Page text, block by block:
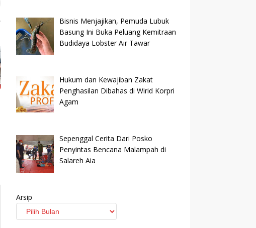
Bisnis Menjajikan, Pemuda Lubuk
Basung Ini Buka Peluang Kemitraan
Budidaya Lobster Air Tawar
Hukum dan Kewajiban Zakat
Penghasilan Dibahas di Wirid Korpri
Agam
Sepenggal Cerita Dari Posko
Penyintas Bencana Malampah di
Salareh Aia
Arsip